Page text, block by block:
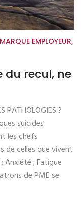
MARQUE EMPLOYEUR,
du recul, ne
PATHOLOGIES ?
suicides
les chefs
de celles que vivent
Anxiété ; Fatigue
de PME se